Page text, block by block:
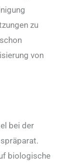
zu
von
bei der
biologische